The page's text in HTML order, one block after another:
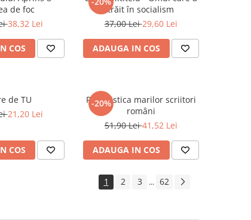
de foc
38,32 Lei
COS
trăit în socialism
37,00 Lei29,60 Lei
ADAUGA IN COS
de TU
21,20 Lei
COS
-20%
Publicistica marilor scriitori
români
51,90 Lei41,52 Lei
ADAUGA IN COS
1 2 3 ... 62